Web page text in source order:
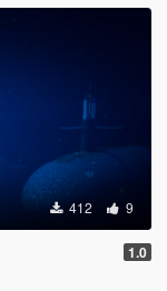
412 9
1.0